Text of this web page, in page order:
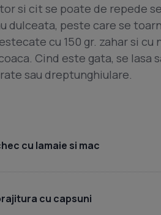
si cit se poate de repede
dulceata, peste care se
cu 150 gr. zahar si cu
Cind este gata, se lasa
sau dreptunghiulare.
cu lamaie si mac
cu capsuni